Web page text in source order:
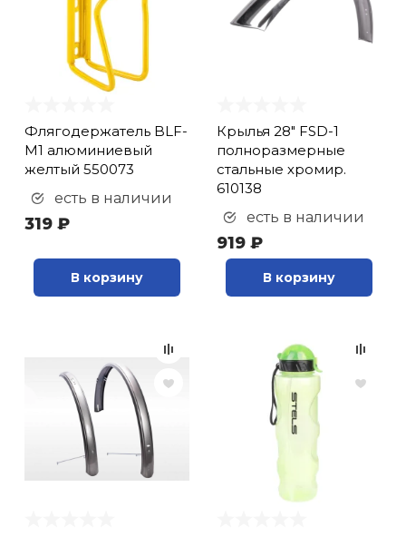
Флягодержатель BLF-
M1 алюминиевый
желтый 550073
есть в наличии
319 ₽
В корзину
Крылья 28" FSD-1
полноразмерные
стальные хромир.
610138
есть в наличии
919 ₽
В корзину